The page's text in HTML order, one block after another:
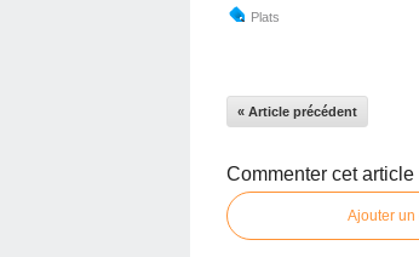
Plats
« Article précédent
Commenter cet article
Ajouter un